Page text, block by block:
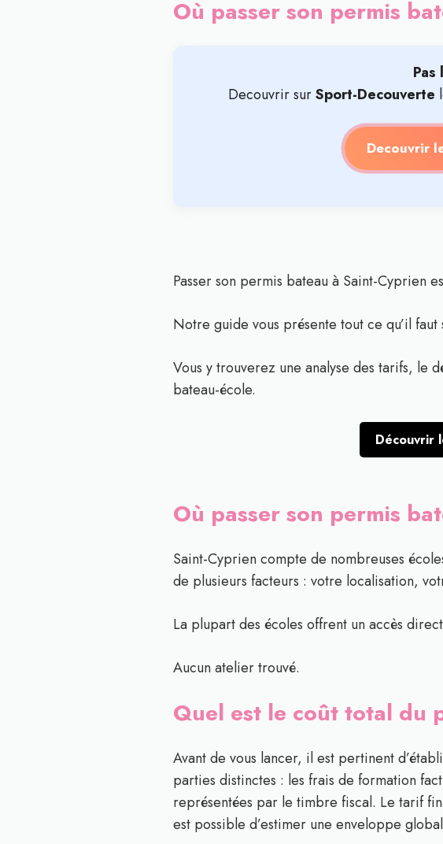
Où passer son permis
Decouvrir surSport-Decouverte
Decouvrir
Passer son permis bateau à Saint-Cyprien
Notre guide vous présente tout ce qu’il
Vous y trouverez une analyse des tarifs, le
bateau-école.
Découvrir
Où passer son permis
Saint-Cyprien compte de nombreuses
de plusieurs facteurs : votre localisation,
La plupart des écoles offrent un accès direct
Aucun atelier trouvé.
Quel est le coût total du
Avant de vous lancer, il est pertinent
parties distinctes : les frais de formation
représentées par le timbre fiscal. Le tarif
est possible d’estimer une enveloppe